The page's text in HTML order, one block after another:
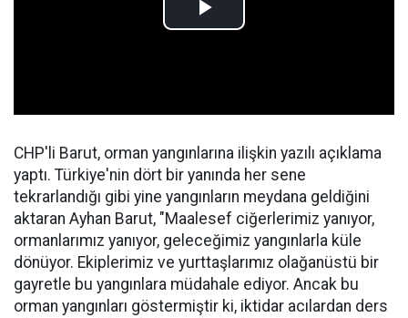
CHP'li Barut, orman yangınlarına ilişkin yazılı açıklama
yaptı. Türkiye'nin dört bir yanında her sene
tekrarlandığı gibi yine yangınların meydana geldiğini
aktaran Ayhan Barut, "Maalesef ciğerlerimiz yanıyor,
ormanlarımız yanıyor, geleceğimiz yangınlarla küle
dönüyor. Ekiplerimiz ve yurttaşlarımız olağanüstü bir
gayretle bu yangınlara müdahale ediyor. Ancak bu
orman yangınları göstermiştir ki, iktidar acılardan ders